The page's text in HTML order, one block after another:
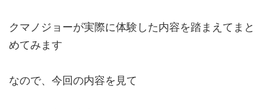
クマノジョーが実際に体験した内容を踏まえてまと
めてみます
なので、今回の内容を見て